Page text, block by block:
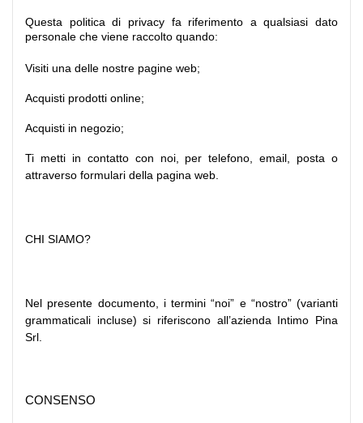
Questa politica di privacy fa riferimento a qualsiasi dato
personale che viene raccolto quando:
Visiti una delle nostre pagine web;
Acquisti prodotti online;
Acquisti in negozio;
Ti metti in contatto con noi, per telefono, email, posta o
attraverso formulari della pagina web.
CHI SIAMO?
Nel presente documento, i termini “noi” e “nostro” (varianti
grammaticali incluse) si riferiscono all’azienda Intimo Pina
Srl.
CONSENSO